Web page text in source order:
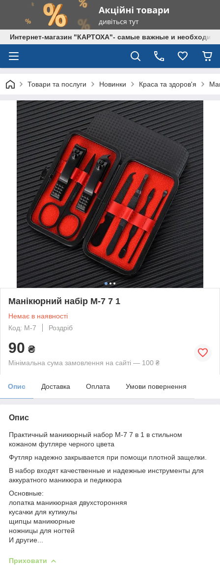
Интернет-магазин "КАРТОХА"- самые важные и
Товари та послуги Новинки Краса та здоров'я
Манікюрний набір M-7 7 1
Немає в наявності
Код: M-7
Роздріб
90 ₴
Мінімальна сума замовлення на сайті — 100 ₴
Опис Доставка Оплата Умови повернення
Опис
Практичный маникюрный набор M-7 7 в 1 в стильном
кожаном футляре черного цвета
Футляр надежно закрывается при помощи плотной защелки.
В набор входят качественные и надежные инструменты для
аккуратного маникюра и педикюра
Основные:
лопатка маникюрная двухсторонняя
кусачки для кутикулы
щипцы маникюрные
ножницы для ногтей
И другие...
Приховати